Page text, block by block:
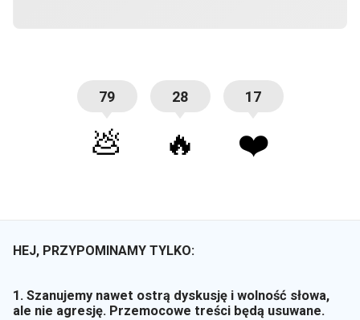
79
💩
28
🔥
17
❤️
HEJ, PRZYPOMINAMY TYLKO:
1. Szanujemy nawet ostrą dyskusję i wolność słowa,
ale nie agresję. Przemocowe treści będą usuwane.